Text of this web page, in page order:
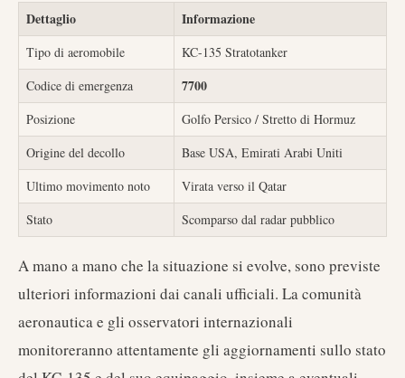
Dettaglio Informazione
Tipo di aeromobile
KC-135 Stratotanker
Codice di emergenza
7700
Posizione
Golfo Persico / Stretto di Hormuz
Origine del decollo
Base USA, Emirati Arabi Uniti
Ultimo movimento noto
Virata verso il Qatar
Stato
Scomparso dal radar pubblico
A mano a mano che la situazione si evolve, sono previste
ulteriori informazioni dai canali ufficiali. La comunità
aeronautica e gli osservatori internazionali
monitoreranno attentamente gli aggiornamenti sullo stato